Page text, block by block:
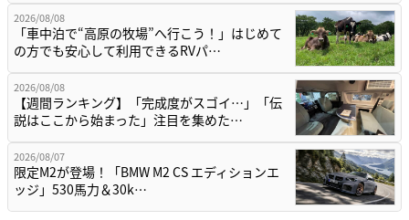
2026/08/08
「車中泊で“高原の牧場”へ行こう！」はじめて
の方でも安心して利用できるRVパ…
2026/08/08
【週間ランキング】「完成度がスゴイ…」「伝
説はここから始まった」注目を集めた…
2026/08/07
限定M2が登場！「BMW M2 CS エディションエ
ッジ」530馬力＆30k…